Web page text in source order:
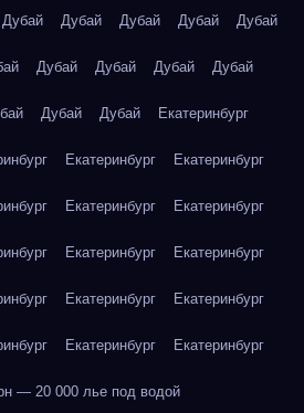
Дубай Дубай Дубай Дубай Дубай
Дубай Дубай Дубай Дубай
Дубай Дубай Екатеринбург
Екатеринбург Екатеринбург
Екатеринбург Екатеринбург
Екатеринбург Екатеринбург
Екатеринбург Екатеринбург
Екатеринбург Екатеринбург
— 20 000 лье под водой